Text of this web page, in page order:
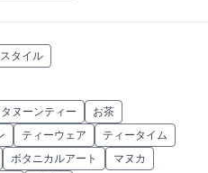
タイル
ヌーンティー
お茶
ティーウェア
ティータイム
ボタニカルアート
マヌカ